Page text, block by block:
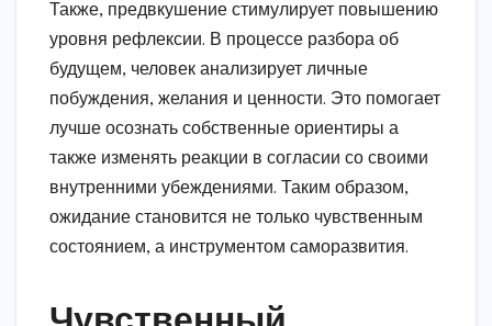
Также, предвкушение стимулирует повышению
уровня рефлексии. В процессе разбора об
будущем, человек анализирует личные
побуждения, желания и ценности. Это помогает
лучше осознать собственные ориентиры а
также изменять реакции в согласии со своими
внутренними убеждениями. Таким образом,
ожидание становится не только чувственным
состоянием, а инструментом саморазвития.